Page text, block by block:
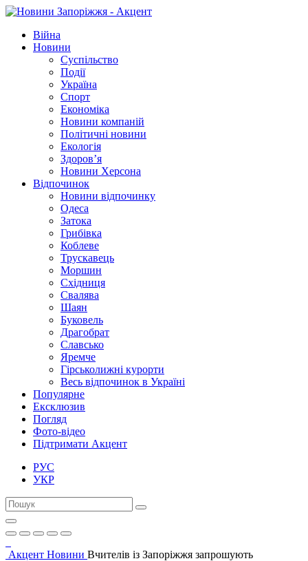
Війна
Новини
Суспільство
Події
Україна
Спорт
Економіка
Новини компаній
Політичні новини
Екологія
Здоров’я
Новини Херсона
Відпочинок
Новини відпочинку
Одеса
Затока
Грибівка
Коблеве
Трускавець
Моршин
Східниця
Свалява
Шаян
Буковель
Драгобрат
Славсько
Яремче
Гірськолижні курорти
Весь відпочинок в Україні
Популярне
Ексклюзив
Погляд
Фото-відео
Підтримати Акцент
РУС
УКР
Акцент Новини Вчителів із Запоріжжя запрошують